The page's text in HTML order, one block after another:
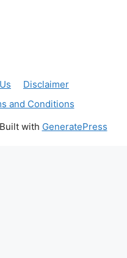
Disclaimer
and Conditions
with GeneratePress